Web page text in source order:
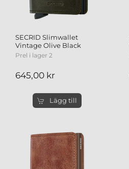
SECRID Slimwallet
Vintage Olive Black
Prel i lager 2
645,00 kr
Lägg till